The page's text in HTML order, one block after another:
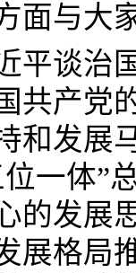
面与大
平谈治
共产党
和发展
一体”
的发展
展格局